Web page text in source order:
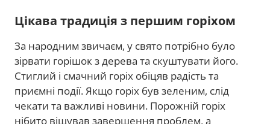
Цікава традиція з першим горіхом
За народним звичаєм, у свято потрібно було
зірвати горішок з дерева та скуштувати його.
Стиглий і смачний горіх обіцяв радість та
приємні події. Якщо горіх був зеленим, слід
чекати та важливі новини. Порожній горіх
нібито віщував завершення проблем, а